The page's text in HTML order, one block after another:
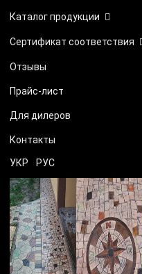
Каталог продукции
Сертификат соответствия
Отзывы
Прайс-лист
Для дилеров
Контакты
УКР РУС